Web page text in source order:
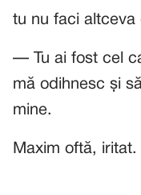
tu nu faci altceva
— Tu ai fost cel
mă odihnesc și
mine.
Maxim oftă, iritat.